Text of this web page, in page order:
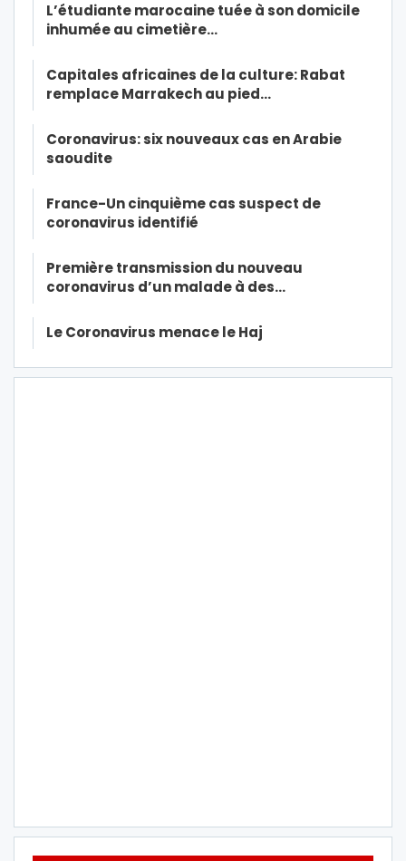
L’étudiante marocaine tuée à son domicile
inhumée au cimetière…
Capitales africaines de la culture: Rabat
remplace Marrakech au pied…
Coronavirus: six nouveaux cas en Arabie
saoudite
France-Un cinquième cas suspect de
coronavirus identifié
Première transmission du nouveau
coronavirus d’un malade à des…
Le Coronavirus menace le Haj